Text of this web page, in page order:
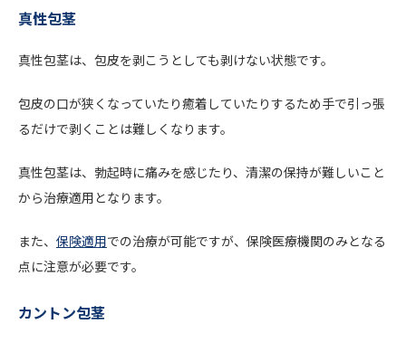
真性包茎
真性包茎は、包皮を剥こうとしても剥けない状態です。
包皮の口が狭くなっていたり癒着していたりするため手で引っ張
るだけで剥くことは難しくなります。
真性包茎は、勃起時に痛みを感じたり、清潔の保持が難しいこと
から治療適用となります。
また、 保険適用での治療が可能ですが、保険医療機関のみとなる
点に注意が必要です。
カントン包茎